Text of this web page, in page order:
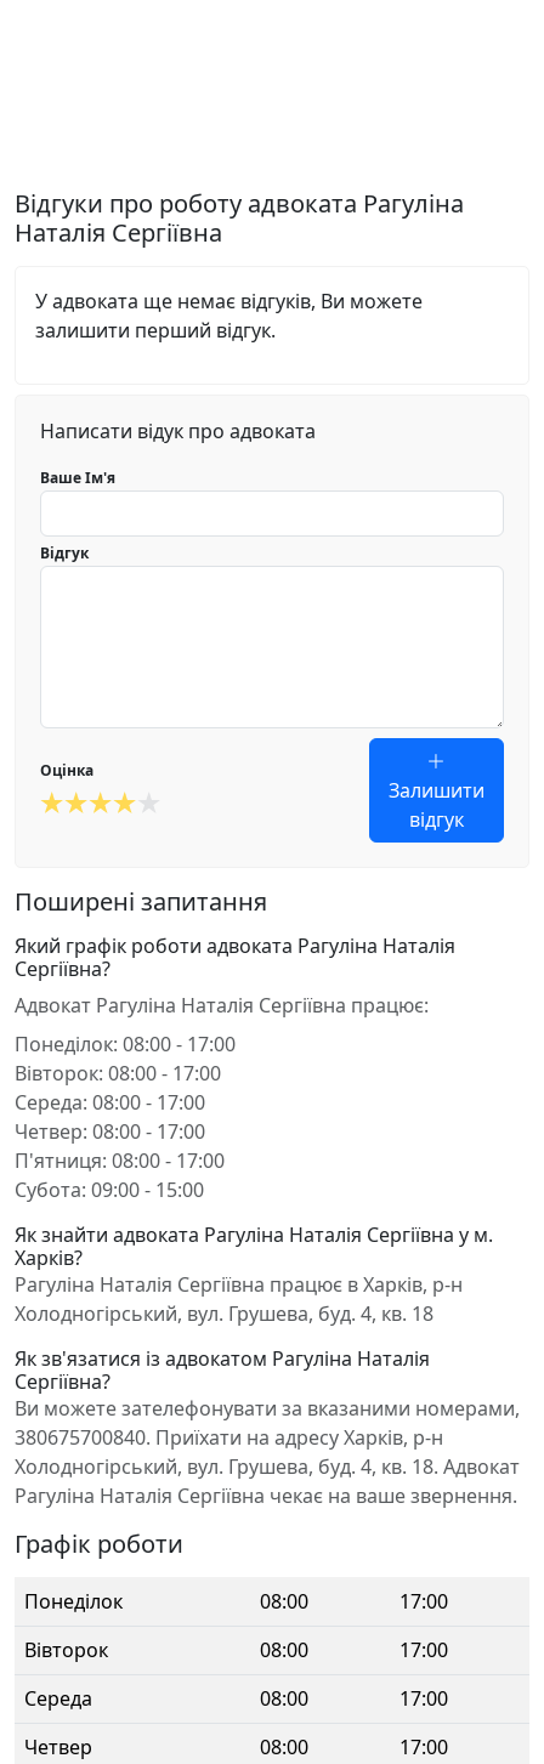
Відгуки про роботу адвоката Рагуліна
Наталія Сергіївна
У адвоката ще немає відгуків, Ви можете
залишити перший відгук.
Написати відук про адвоката
Ваше Ім'я
Відгук
Оцінка
Залишити
відгук
Поширені запитання
Який графік роботи адвоката Рагуліна Наталія
Сергіївна?
Адвокат Рагуліна Наталія Сергіївна працює:
Понеділок: 08:00 - 17:00
Вівторок: 08:00 - 17:00
Середа: 08:00 - 17:00
Четвер: 08:00 - 17:00
П'ятниця: 08:00 - 17:00
Субота: 09:00 - 15:00
Як знайти адвоката Рагуліна Наталія Сергіївна у м.
Харків?
Рагуліна Наталія Сергіївна працює в Харків, р-н
Холодногірський, вул. Грушева, буд. 4, кв. 18
Як зв'язатися із адвокатом Рагуліна Наталія
Сергіївна?
Ви можете зателефонувати за вказаними номерами,
380675700840. Приїхати на адресу Харків, р-н
Холодногірський, вул. Грушева, буд. 4, кв. 18. Адвокат
Рагуліна Наталія Сергіївна чекає на ваше звернення.
Графік роботи
Понеділок 08:00
17:00
Вівторок
08:00
17:00
Середа
08:00
17:00
Четвер
08:00
17:00